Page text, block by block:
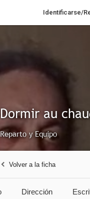
Identificarse/
Dormir au
Reparto y Equipo
Volver a la ficha
Dirección